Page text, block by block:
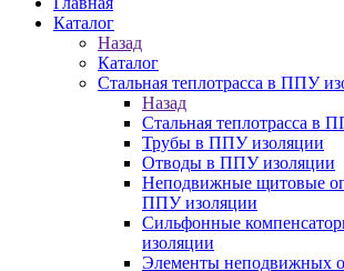
Каталог
Назад
Каталог
Стальная теплотрасса в ППУ
Назад
Стальная теплотрасса в
Трубы в ППУ изоляции
Отводы в ППУ изоляции
Неподвижные щитовые
ППУ изоляции
Cильфонные
изоляции
Элементы